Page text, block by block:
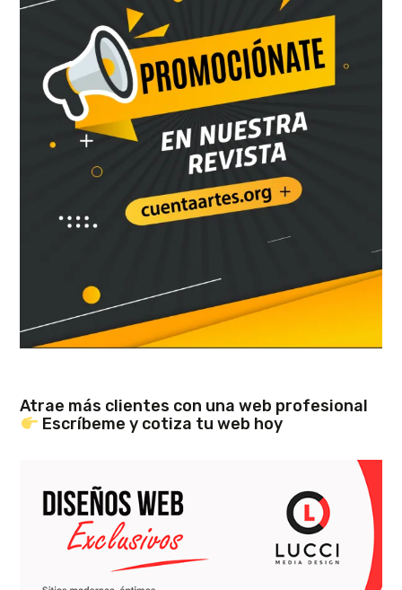
Atrae más clientes con una web profesional
Escríbeme y cotiza tu web hoy